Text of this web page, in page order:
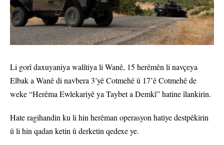
Li gorî daxuyaniya walîtiya li Wanê, 15 herêmên li navçeya
Elbak a Wanê di navbera 3’yê Cotmehê û 17’ê Cotmehê de
weke “Herêma Ewlekariyê ya Taybet a Demkî” hatine îlankirin.
Hate ragihandin ku li hin herêman operasyon hatiye destpêkirin
û li hin qadan ketin û derketin qedexe ye.